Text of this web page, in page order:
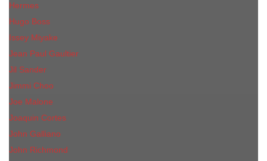
Hermes
Hugo Boss
Issey Miyake
Jean Paul Gaultier
Jil Sander
Jimmi Choo
Jое Malоnе
Joaquin Cortes
John Galliano
John Richmond